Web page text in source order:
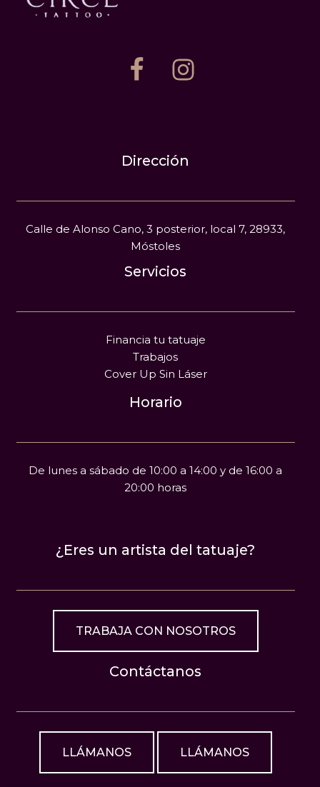
Dirección
Calle de Alonso Cano, 3 posterior, local 7, 28933,
Móstoles
Servicios
Financia tu tatuaje
Trabajos
Cover Up Sin Láser
Horario
De lunes a sábado de 10:00 a 14:00 y de 16:00 a
20:00 horas
¿Eres un artista del tatuaje?
TRABAJA CON NOSOTROS
Contáctanos
LLÁMANOS LLÁMANOS